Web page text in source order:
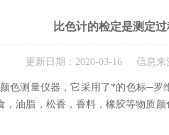
比色计的检定是测定
更新日期：2020-03-16 信息
测量仪器，它采用了*的色标─罗
，油脂，松香，香料，橡胶等物质